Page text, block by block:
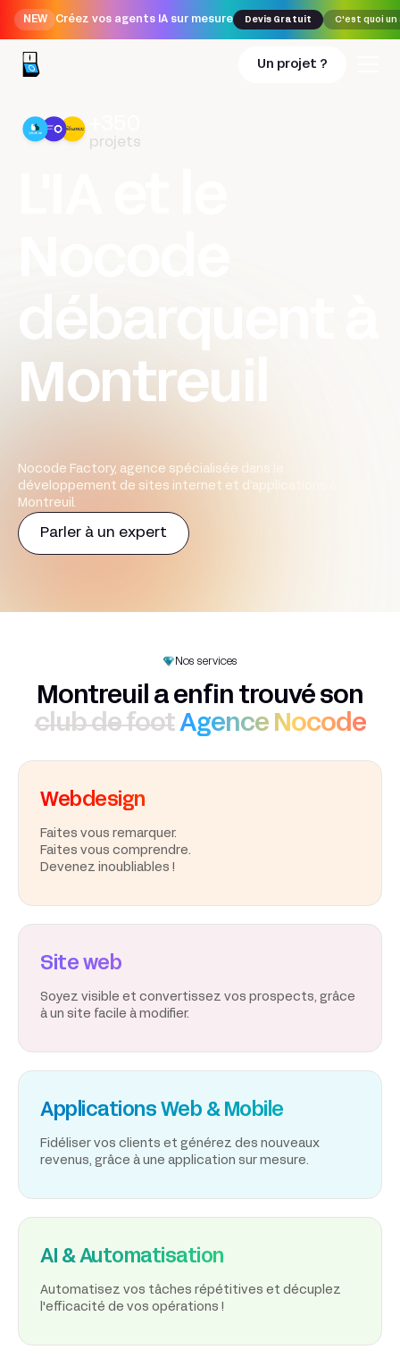
NEW Créez vos agents IA sur mesure Devis Gratuit C'est quoi un
Un projet ?
projets
débarquent à
Montreuil
Nocode Factory, agence spécialisée dans le
développement de sites internet et d’applications à
Montreuil.
Parler à un expert
Nos services
Montreuil a enfin trouvé son
club de foot Agence Nocode
Webdesign
Faites vous remarquer.
Faites vous comprendre.
Devenez inoubliables !
Site web
Soyez visible et convertissez vos prospects, grâce
à un site facile à modifier.
Applications Web & Mobile
Fidéliser vos clients et générez des nouveaux
revenus, grâce à une application sur mesure.
AI & Automatisation
Automatisez vos tâches répétitives et décuplez
l'efficacité de vos opérations !